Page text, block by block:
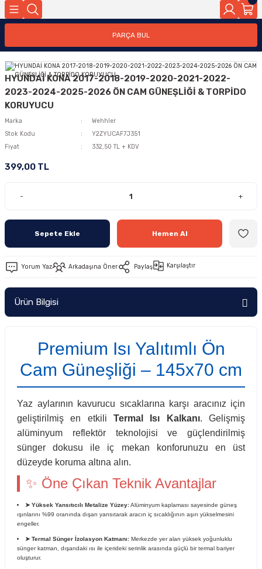
PARÇA BUL
HYUNDAİ KONA 2017-2018-2019-2020-2021-2022-
2023-2024-2025-2026 ÖN CAM GÜNEŞLİĞİ & TORPİDO
KORUYUCU
Marka
Wehhler
Stok Kodu
Y2ZYUCAF7J351
Fiyat
332,50 TL + KDV
399,00 TL
- +
Sepete Ekle Hemen Al
Yorum Yaz Arkadaşına Öner Paylaş Karşılaştır
Ürün Bilgisi
Premium Isı Yalıtımlı Ön
Cam Güneşliği – 145x70 cm
Yaz aylarının kavurucu sıcaklarına karşı aracınız için
geliştirilmiş en etkili Termal Isı Kalkanı. Gelişmiş
alüminyum reflektör teknolojisi ve güçlendirilmiş
sünger dokusu ile iç mekan konforunuzu en üst
düzeyde koruma altına alın.
✨ Öne Çıkan Teknik Avantajlar
➤ Yüksek Yansıtıcılı Metalize Yüzey:Alüminyum kaplaması sayesinde güneş
ışınlarını %99 oranında dışarı yansıtarak aracın iç sıcaklığının aşırı yükselmesini
engeller.
➤ Termal Sünger İzolasyon Katmanı: Merkezde yer alan yüksek yoğunluklu
sünger katman, dışarıdaki ısı ile içerideki serinlik arasında güçlü bir termal bariyer
oluşturur.